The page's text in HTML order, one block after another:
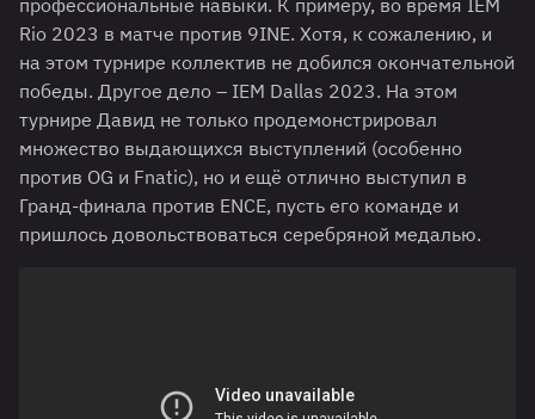
профессиональные навыки. К примеру, во время IEM
Rio 2023 в матче против 9INE. Хотя, к сожалению, и
на этом турнире коллектив не добился окончательной
победы. Другое дело – IEM Dallas 2023. На этом
турнире Давид не только продемонстрировал
множество выдающихся выступлений (особенно
против OG и Fnatic), но и ещё отлично выступил в
Гранд-финала против ENCE, пусть его команде и
пришлось довольствоваться серебряной медалью.